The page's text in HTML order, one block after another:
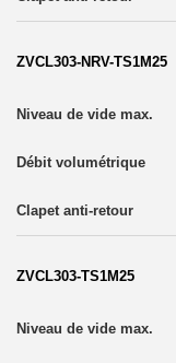
ZVCL303-NRV-TS1M25
ZVCL303-TS1M25